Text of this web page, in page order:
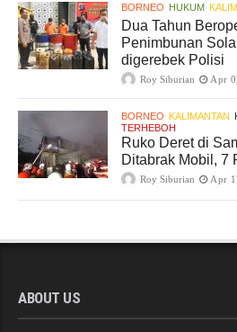
BORNEO HUKUM
Dua Tahun
Penimbunan
digerebek Polisi
Roy Siburian Apr
BORNEO KALIMANTAN
TERHEBOH
Ruko Deret di
Ditabrak Mobil, 7
Roy Siburian Apr
ABOUT US